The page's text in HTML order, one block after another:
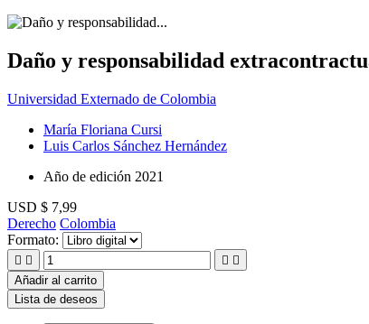
Daño y responsabilidad
Universidad Externado de Colombia
María Floriana Cursi
Luis Carlos Sánchez Hernández
Año de edición 2021
USD $ 7,99
Derecho Colombia
Formato:
   
Añadir al carrito
Lista de deseos